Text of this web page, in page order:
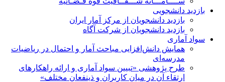
بازدید دانشجویی
بازدید دانشجویان از مرکز آمار ایران
بازدید دانشجویان از شرکت آگاه
سواد آماری
همایش دانش‌افزایی مباحث آمار و احتمال در ریاضیات
مدرسه‌ای
طرح پژوهشی «تبیین سواد آماری و ارائه راهکارهای
ارتقاء آن در میان کاربران و ذینفعان مختلف»